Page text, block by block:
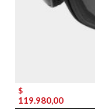
$
119.980,00